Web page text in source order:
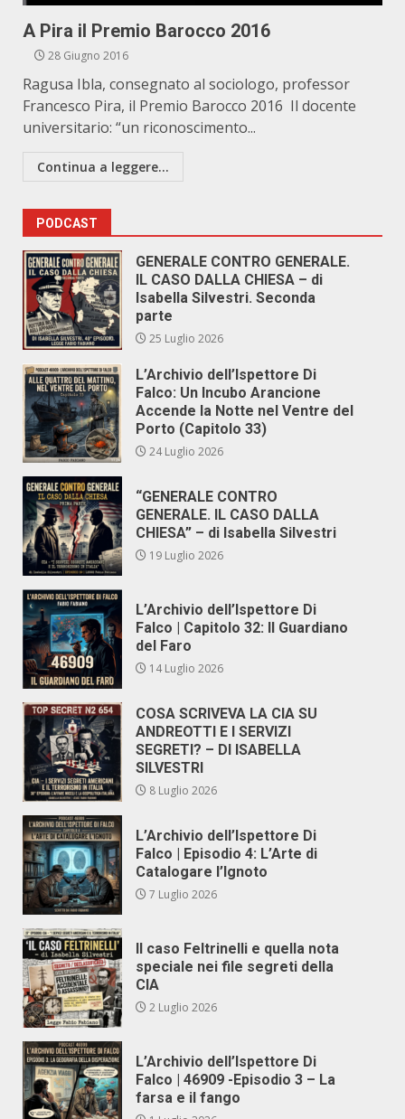
A Pira il Premio Barocco 2016
28 Giugno 2016
Ragusa Ibla, consegnato al sociologo, professor
Francesco Pira, il Premio Barocco 2016 Il docente
universitario: “un riconoscimento...
Continua a leggere...
PODCAST
GENERALE CONTRO GENERALE.
IL CASO DALLA CHIESA – di
Isabella Silvestri. Seconda
parte
25 Luglio 2026
L’Archivio dell’Ispettore Di
Falco: Un Incubo Arancione
Accende la Notte nel Ventre del
Porto (Capitolo 33)
24 Luglio 2026
“GENERALE CONTRO
GENERALE. IL CASO DALLA
CHIESA” – di Isabella Silvestri
19 Luglio 2026
L’Archivio dell’Ispettore Di
Falco | Capitolo 32: Il Guardiano
del Faro
14 Luglio 2026
COSA SCRIVEVA LA CIA SU
ANDREOTTI E I SERVIZI
SEGRETI? – DI ISABELLA
SILVESTRI
8 Luglio 2026
L’Archivio dell’Ispettore Di
Falco | Episodio 4: L’Arte di
Catalogare l’Ignoto
7 Luglio 2026
Il caso Feltrinelli e quella nota
speciale nei file segreti della
CIA
2 Luglio 2026
L’Archivio dell’Ispettore Di
Falco | 46909 -Episodio 3 – La
farsa e il fango